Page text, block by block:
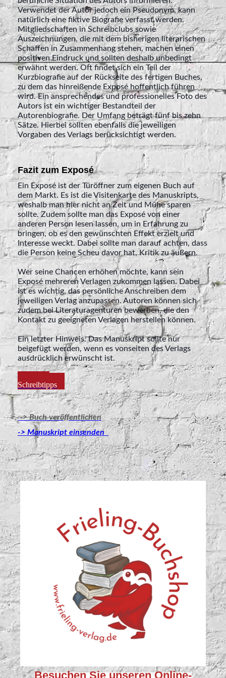
Verwendet der Autor jedoch ein Pseudonym, kann
natürlich eine fiktive Biografie verfasst werden.
Mitgliedschaften in Schreibclubs sowie
Auszeichnungen, die mit dem bisherigen literarischen
Schaffen in Zusammenhang stehen, machen einen
positiven Eindruck und sollten deshalb unbedingt
erwähnt werden. Oft findet sich ein Teil der
Kurzbiografie auf der Rückseite des fertigen Buches,
zu dem das hinreißende Exposé hoffentlich führen
wird. Ein ansprechendes und professionelles Foto des
Autors ist ein wichtiger Bestandteil der
Autorenbiografie. Der Umfang beträgt fünf bis zehn
Sätze. Hierbei sollten ebenfalls die jeweiligen
Vorgaben des Verlags berücksichtigt werden.
Fazit zum Exposé
Ein Exposé ist der Türöffner zum eigenen Buch auf
dem Markt. Es ist die Visitenkarte des Manuskripts,
weshalb man hier nicht an Zeit und Mühe sparen
sollte. Zudem sollte man das Exposé von einer
anderen Person lesen lassen, um in Erfahrung zu
bringen, ob es den gewünschten Effekt erzielt und
Interesse weckt. Dabei sollte man darauf achten, dass
die Person keine Scheu davor hat, Kritik zu äußern.
Wer seine Chancen erhöhen möchte, kann sein
Exposé mehreren Verlagen zukommen lassen. Dabei
ist es wichtig, das persönliche Anschreiben dem
jeweiligen Verlag anzupassen. Autoren können sich
zudem bei Literaturagenturen bewerben, die den
Kontakt zu geeigneten Verlagen herstellen können.
Ein letzter Hinweis: Das Manuskript sollte nur
beigefügt werden, wenn es vonseiten des Verlags
ausdrücklich erwünscht ist.
Schreibtipps
-> Buch veröffentlichen
-> Manuskript einsenden
Besuchen Sie unserenOnline-